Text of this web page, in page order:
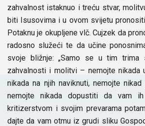
zahvalnost istaknuo i treću stvar,
biti Isusovima i u ovom svijetu pronositi
Potaknu je okupljene vlč. Cujzek da
radosno služeći te da učine
svoje bližnje: „Samo se u tim trima
zahvalnosti i molitvi – nemojte nikada
nikada na njih naviknuti, nemojte
nemojte nikada dopustiti da vam
kritizerstvom i svojim prevarama
dajte da vam otmu iz grudi sliku